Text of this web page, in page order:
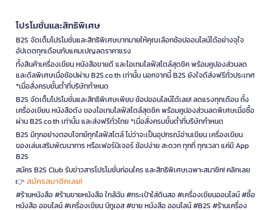
โปรโมชั่นและสิทธิพิเศษ
B2S จัดเต็มโปรโมชั่นและสิทธิพิเศษมากมายให้คุณเลือกช้อปออนไลน์ได้อย่างจุใจ
อัปเดตทุกเดือนกับแคมเปญลดราคาแรง
ทั้งสินค้าเครื่องเขียน หนังสือขายดี และไอเทมไลฟ์สไตล์สุดชิค พร้อมคูปองส่วนลด
และดีลพิเศษเมื่อช้อปผ่าน B2S.co.th เท่านั้น นอกจากนี้ B2S ยังใจดีส่งฟรีทั่วประเทศ
*เมื่อสั่งครบขั้นต่ำที่บริษัทกำหนด
B2S จัดเต็มโปรโมชั่นและสิทธิพิเศษเพียบ ช้อปออนไลน์ได้เลย! ลดแรงทุกเดือน ทั้ง
เครื่องเขียน หนังสือดัง ของไอเทมไลฟ์สไตล์สุดชิค พร้อมคูปองส่วนลดพิเศษเมื่อซื้อ
ผ่าน B2S.co.th เท่านั้น และส่งฟรีทั่วไทย *เมื่อสั่งครบขั้นต่ำที่บริษัทกำหนด
B2S มีทุกอย่างตอบโจทย์ทุกไลฟ์สไตล์ ไม่ว่าจะเป็นอุปกรณ์อ่านเขียน เครื่องเขียน
ของเล่นเสริมพัฒนาการ หรือเฟอร์นิเจอร์ ช้อปง่าย สะดวก ทุกที่ ทุกเวลา แค่มี App
B2S
สมัคร B2S Club รับข่าวสารโปรโมชั่นก่อนใคร และสิทธิพิเศษเฉพาะสมาชิก! คลิกเลย
👉 สมัครสมาชิกเลย!
#ร้านหนังสือ #ร้านขายหนังสือ ใกล้ฉัน #กระเป๋าใส่ดินสอ #เครื่องเขียนออนไลน์ #ซื้อ
หนังสือ ออนไลน์ #เครื่องเขียน บีทูเอส #ขาย หนังสือ ออนไลน์ #B2S #ร้านเครื่อง